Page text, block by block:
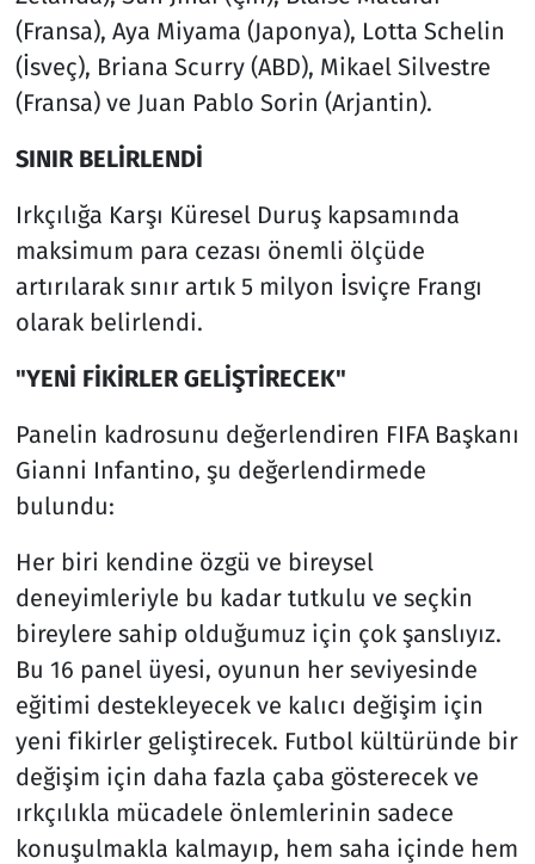
(Fransa), Aya Miyama (Japonya), Lotta Schelin
(İsveç), Briana Scurry (ABD), Mikael Silvestre
(Fransa) ve Juan Pablo Sorin (Arjantin).
SINIR BELİRLENDİ
Irkçılığa Karşı Küresel Duruş kapsamında
maksimum para cezası önemli ölçüde
artırılarak sınır artık 5 milyon İsviçre Frangı
olarak belirlendi.
"YENİ FİKİRLER GELİŞTİRECEK"
Panelin kadrosunu değerlendiren FIFA Başkanı
Gianni Infantino, şu değerlendirmede
bulundu:
Her biri kendine özgü ve bireysel
deneyimleriyle bu kadar tutkulu ve seçkin
bireylere sahip olduğumuz için çok şanslıyız.
Bu 16 panel üyesi, oyunun her seviyesinde
eğitimi destekleyecek ve kalıcı değişim için
yeni fikirler geliştirecek. Futbol kültüründe bir
değişim için daha fazla çaba gösterecek ve
ırkçılıkla mücadele önlemlerinin sadece
konuşulmakla kalmayıp, hem saha içinde hem